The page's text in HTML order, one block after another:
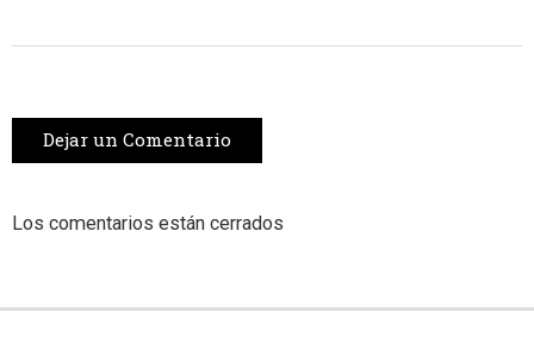
Dejar un Comentario
Los comentarios están cerrados